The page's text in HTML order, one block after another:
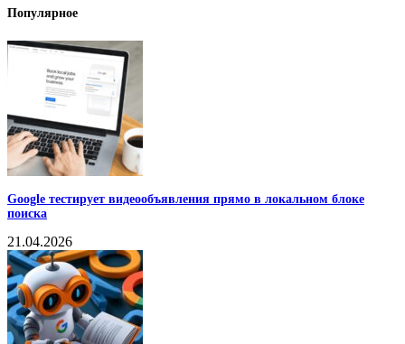
Популярное
Google тестирует видеообъявления прямо в локальном блоке
поиска
21.04.2026